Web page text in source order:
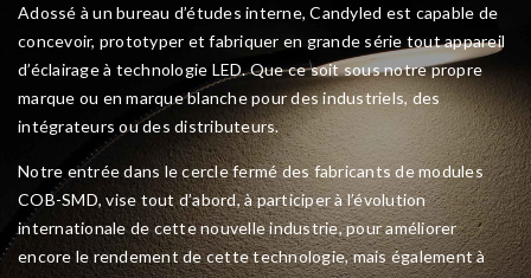
Adossé à un bureau d’études interne, Candyled est capable de
concevoir, prototyper et fabriquer en grande série tout appareil
d’éclairage à technologie LED. Que ce soit sous notre propre
marque ou en marque blanche pour des industriels, des
intégrateurs ou des distributeurs.
Notre entrée dans le cercle fermé des fabricants de modules
COB-SMD, vise tout d’abord, à participer à l’évolution
internationale de cette nouvelle industrie, pour améliorer
encore le rendement de cette technologie, mais également à